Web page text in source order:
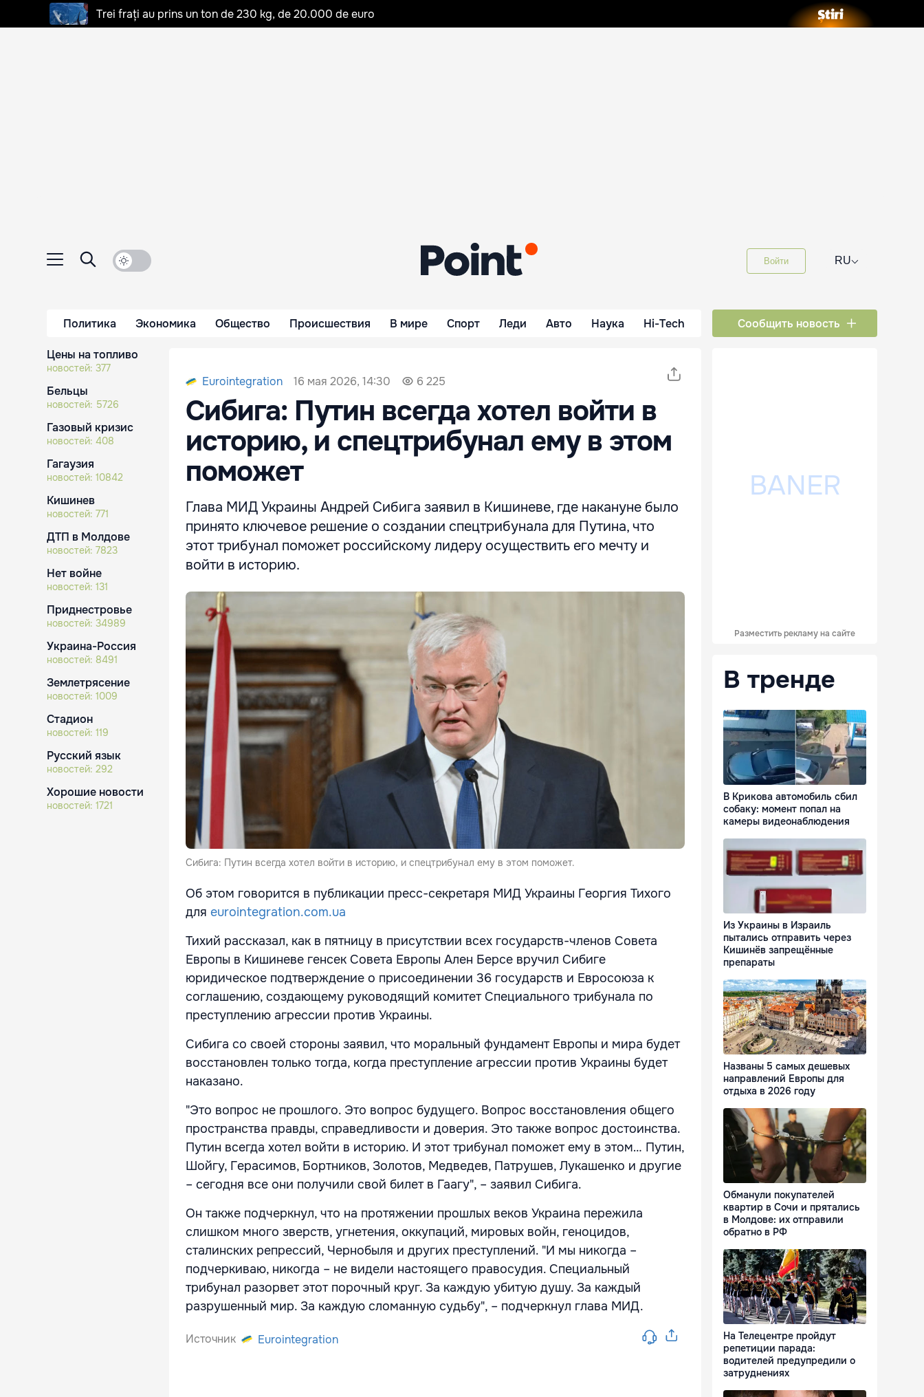
Trei frați au prins un ton de 230 kg, de 20.000 de euro
Войти RU⌵
Политика Экономика Общество Происшествия В мире Спорт Леди Авто Наука Hi-Tech Сообщить новость
Цены на топливо
новостей: 377
Бельцы
новостей: 5726
Газовый кризис
новостей: 408
Гагаузия
новостей: 10842
Кишинев
новостей: 771
ДТП в Молдове
новостей: 7823
Нет войне
новостей: 131
Приднестровье
новостей: 34989
Украина-Россия
новостей: 8491
Землетрясение
новостей: 1009
Стадион
новостей: 119
Русский язык
новостей: 292
Хорошие новости
новостей: 1721
Eurointegration 16 мая 2026, 14:30 6 225
Сибига: Путин всегда хотел войти в
историю, и спецтрибунал ему в этом
поможет
Глава МИД Украины Андрей Сибига заявил в Кишиневе, где накануне было
принято ключевое решение о создании спецтрибунала для Путина, что
этот трибунал поможет российскому лидеру осуществить его мечту и
войти в историю.
Сибига: Путин всегда хотел войти в историю, и спецтрибунал ему в этом поможет.
Об этом говорится в публикации пресс-секретаря МИД Украины Георгия Тихого
для eurointegration.com.ua
Тихий рассказал, как в пятницу в присутствии всех государств-членов Совета
Европы в Кишиневе генсек Совета Европы Ален Берсе вручил Сибиге
юридическое подтверждение о присоединении 36 государств и Евросоюза к
соглашению, создающему руководящий комитет Специального трибунала по
преступлению агрессии против Украины.
Сибига со своей стороны заявил, что моральный фундамент Европы и мира будет
восстановлен только тогда, когда преступление агрессии против Украины будет
наказано.
"Это вопрос не прошлого. Это вопрос будущего. Вопрос восстановления общего
пространства правды, справедливости и доверия. Это также вопрос достоинства.
Путин всегда хотел войти в историю. И этот трибунал поможет ему в этом… Путин,
Шойгу, Герасимов, Бортников, Золотов, Медведев, Патрушев, Лукашенко и другие
– сегодня все они получили свой билет в Гаагу", – заявил Сибига.
Он также подчеркнул, что на протяжении прошлых веков Украина пережила
слишком много зверств, угнетения, оккупаций, мировых войн, геноцидов,
сталинских репрессий, Чернобыля и других преступлений. "И мы никогда –
подчеркиваю, никогда – не видели настоящего правосудия. Специальный
трибунал разорвет этот порочный круг. За каждую убитую душу. За каждый
разрушенный мир. За каждую сломанную судьбу", – подчеркнул глава МИД.
Источник Eurointegration
Разместить рекламу на сайте
В тренде
В Крикова автомобиль сбил
собаку: момент попал на
камеры видеонаблюдения
Из Украины в Израиль
пытались отправить через
Кишинёв запрещённые
препараты
Названы 5 самых дешевых
направлений Европы для
отдыха в 2026 году
Обманули покупателей
квартир в Сочи и прятались
в Молдове: их отправили
обратно в РФ
На Телецентре пройдут
репетиции парада:
водителей предупредили о
затруднениях